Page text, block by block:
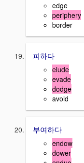
edge
periphery
border
피하다
elude
evade
dodge
avoid
부여하다
endow
dower